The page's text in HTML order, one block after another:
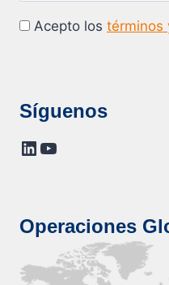
Acepto los términos
Síguenos
LinkedIn
YouTube
Operaciones